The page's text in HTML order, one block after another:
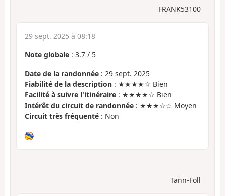
FRANK53100
29 sept. 2025 à 08:18
Note globale : 3.7 / 5
Date de la randonnée : 29 sept. 2025
Fiabilité de la description : ★★★★☆ Bien
Facilité à suivre l'itinéraire : ★★★★☆ Bien
Intérêt du circuit de randonnée : ★★★☆☆ Moyen
Circuit très fréquenté : Non
Tann-Foll